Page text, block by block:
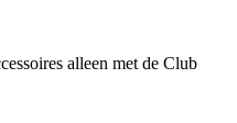
alleen met de Club